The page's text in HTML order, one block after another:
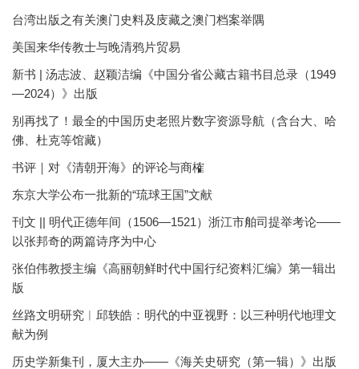
台湾出版之有关澳门史料及庋藏之澳门档案举隅
美国来华传教士与晚清鸦片贸易
新书 | 汤志波、赵颖洁编《中国分省公藏古籍书目总录（1949
—2024）》出版
别再找了！最全的中国历史老照片数字资源导航（含台大、哈
佛、杜克等馆藏）
书评｜对《清朝开海》的评论与商榷
东京大学公布一批新的“琉球王国”文献
刊文 || 明代正德年间（1506—1521）浙江市舶司提举考论——
以张邦奇的两篇诗序为中心
张伯伟教授主编《高丽朝鲜时代中国行纪资料汇编》第一辑出
版
丝路文明研究︱邱轶皓：明代的中亚视野：以三种明代地理文
献为例
历史学新集刊，厦大主办——《海关史研究（第一辑）》出版